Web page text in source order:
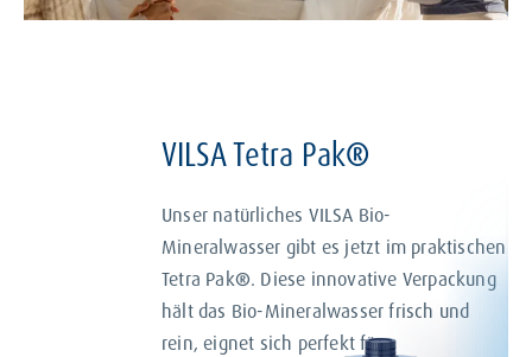
VILSA Tetra Pak®
Unser natürliches VILSA Bio-
Mineralwasser gibt es jetzt im praktischen
Tetra Pak®. Diese innovative Verpackung
hält das Bio-Mineralwasser frisch und
rein, eignet sich perfekt für